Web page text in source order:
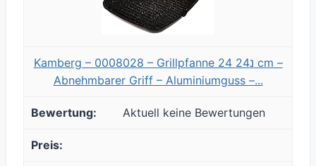
Kamberg – 0008028 – Grillpfanne 24 נ24 cm –
Abnehmbarer Griff – Aluminiumguss –...
Aktuell keine Bewertungen